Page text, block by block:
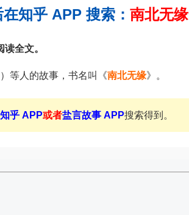
知乎 APP 搜索： 南北无缘
读全文。
等人的故事，书名叫《南北无缘》。
知乎 APP或者盐言故事 APP搜索得到。